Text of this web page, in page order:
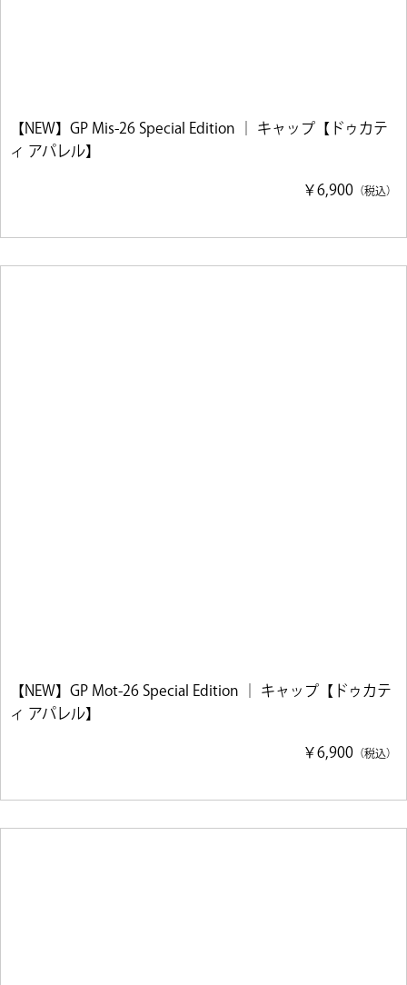
【NEW】GP Mis-26 Special Edition ｜ キャップ【ドゥカテ
ィ アパレル】
￥6,900 （税込）
【NEW】GP Mot-26 Special Edition ｜ キャップ【ドゥカテ
ィ アパレル】
￥6,900 （税込）